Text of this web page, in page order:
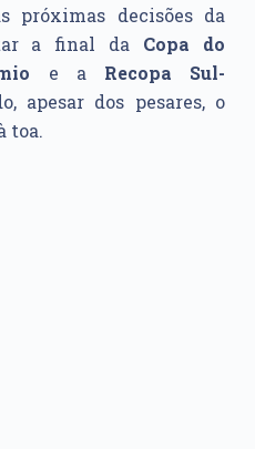
próximas decisões da
a final da Copa do
e a Recopa Sul-
apesar dos pesares, o
toa.